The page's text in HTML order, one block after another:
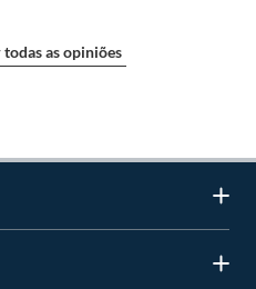
as opiniões